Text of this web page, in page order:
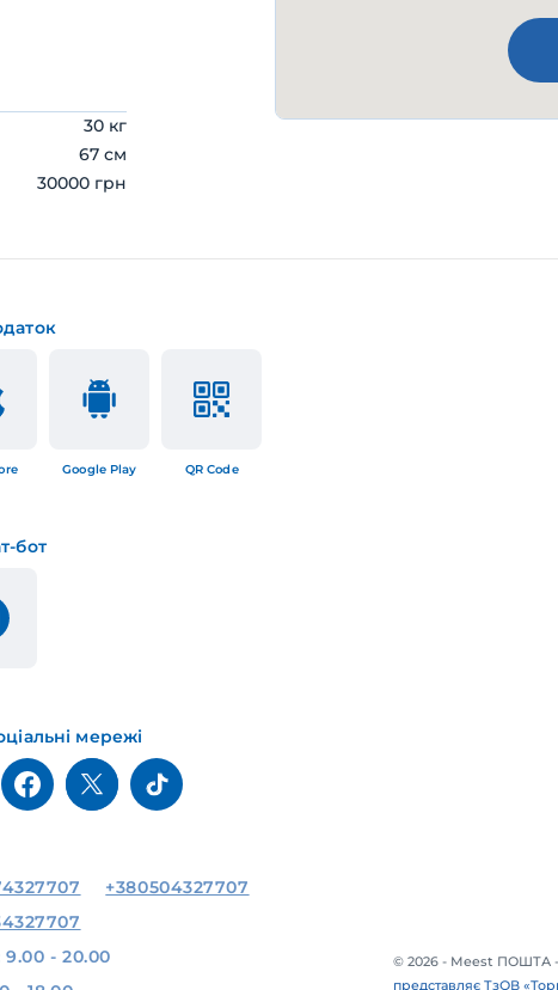
30 кг
67 см
30000 грн
Google Play QR Code
бот
мережі
+380504327707
- 20.00
© 2026 - Meest ПОШТА -
представляє ТзОВ